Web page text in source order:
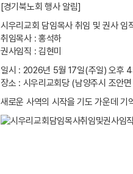
[경기북노회 행사 알림]
시우리교회 담임목사 취임 및 권사 임
취임목사 : 홍석하
권사임직 : 김현미
일시 : 2026년 5월 17일(주일) 오후 4
장소 : 시우리교회당 (남양주시 조안
새로운 사역의 시작을 기도 가운데 기